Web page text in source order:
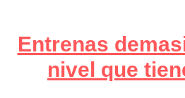
Entrenas
nivel que